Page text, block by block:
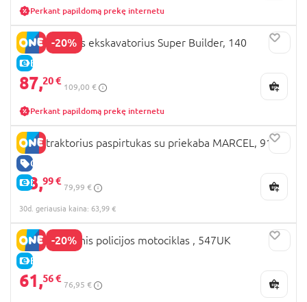
Perkant papildomą prekę internetu
-20%
E-KAINA
FALK sėdimas ekskavatorius Super Builder, 140
87,20 €
109,00 €
Perkant papildomą prekę internetu
GERA KAINA
E-KAINA
FALK traktorius paspirtukas su priekaba MARCEL, 910N
63,99 €
79,99 €
30d. geriausia kaina: 63,99 €
-20%
E-KAINA
FALK balansinis policijos motociklas , 547UK
61,56 €
76,95 €